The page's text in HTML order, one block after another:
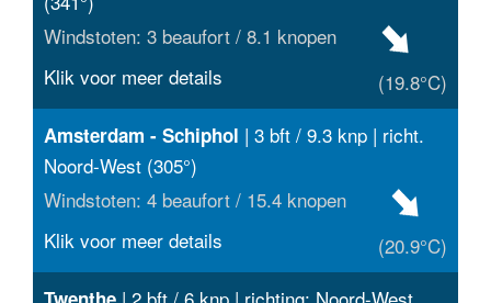
Windstoten: 3 beaufort / 8.1 knopen
(19.8°C)
Klik voor meer details
Amsterdam - Schiphol | 3 bft / 9.3 knp | richt.
Noord-West (305°)
Windstoten: 4 beaufort / 15.4 knopen
(20.9°C)
Klik voor meer details
| 2 bft / 6 knp | richting: Noord-West